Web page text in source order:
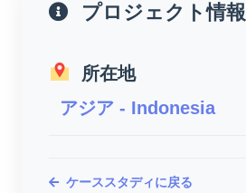
プロジェクト情報
所在地
アジア - Indonesia
ケーススタディに戻る